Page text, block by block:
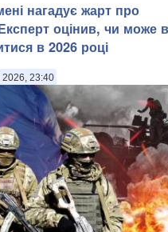
нагадує жарт про
оцінив, чи може
в 2026 році
2026, 23:40